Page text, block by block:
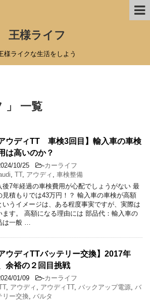
王様ライフ
様ライクな生活をしよう
」 一覧
アウディTT 車検3回目】輸入車の車検
は高いのか？
10/25 -カーライフ
TT, アウディ
車検整備
後7年経過の車検費用が心配でしょうがない 最
見積もりでは43万円！？ 輸入車の車検が高額
いうイメージは、ある程度事実ですが、実際は
ます。 高額になる理由には 部品代：輸入車の
は一般 …
アウディTTバッテリー交換】2017年
余裕の２回目挑戦
01/09 -カーライフ
, アウディ アウディTT, バックアップ電源 バ
リー交換
バルタ